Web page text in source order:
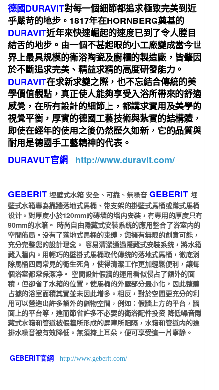
數
量
德國DURAVIT對每一個細節都追求極致完美到近
乎嚴苛的地步。1817年在HORNBERG奠基的
DURAVIT近年來快速崛起的速度已到了令人膛目
結舌的地步。由一個不甚起眼的小工廠變成當今世
界上最具規模的衛浴陶瓷及廚櫃的製造廠，皆肇因
於不斷追求完美、精益求精的高度研發能力。
DURAVIT在求新求變之際，也不忘結合傳統的美
學價值觀點，真正使人能夠享受入浴所帶來的舒適
感覺，在所有設計的細節上，都講求實用及美學的
視覺平衡，厚實的德國工藝技術與紮實的結構體，
即使在經年的使用之後仍然歷久如新，它的品質與
耐用是德國手工藝精神的代表。
DURAVUT官網 http://www.duravit.com/
GEBERIT 埋壁式水箱 安全、可靠、無噪音 GEBERIT 埋
壁式水箱專為靠牆落地式馬桶、带支架的掛壁式馬桶或蹲式馬桶
设计。對厚度小於120mm的磚墙的墙内安装，有專用的厚度只有
90mm的水箱。 時尚自由隱藏式安裝系统的應用整合了浴室内的
空間佈局。没有了落地式馬桶的束缚，您擁有無限的創意可能，
充分完整您的設計理念。 容易清潔通過隱藏式安裝系统，將水箱
藏入牆内。用輕巧的壁掛式馬桶取代傳统的落地式馬桶，徹底消
除馬桶四周常見的衛生死角，使得清潔工作更加輕鬆便利，讓每
個浴室都常保潔净。 空間設計假牆的運用看似侵占了額外的面
積，但卻省了水箱的位置，使馬桶的外露部分最小化，因此整體
占據的浴室面積其實並未因此增多。相反，對於空間更充分的利
用可以營造出許多額外的儲物空間，例如：假牆上方的平台，牆
面上的平台等，進而節省許多不必要的衛浴配件投资 降低噪音隱
藏式水箱和管道被假牆所形成的屏障所阻隔，水箱和管道内的進
排水噪音被有效降低。無須掩上耳朵，便可享受這一片寧静。
GEBERIT官網 http://www.geberit.com/